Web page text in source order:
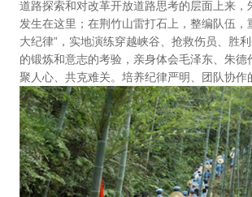
道路探索和对改革开放道路思考的层面上来，
发生在这里；在荆竹山雷打石上，整编队伍，
大纪律”，实地演练穿越峡谷、抢救伤员、胜
的锻炼和意志的考验，亲身体会毛泽东、朱德
聚人心、共克难关。培养纪律严明、团队协作